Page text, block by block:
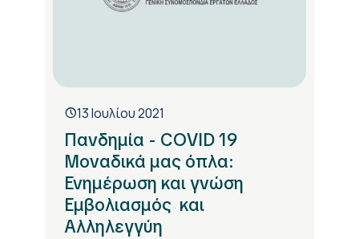
13 Ιουλίου 2021
Πανδημία - COVID 19
Μοναδικά μας όπλα:
Ενημέρωση και γνώση
Εμβολιασμός και
Αλληλεγγύη